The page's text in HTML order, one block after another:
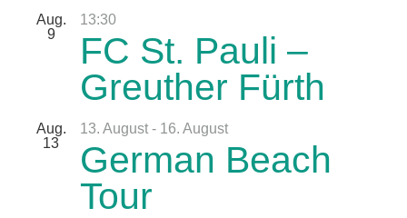
Aug.
9
13:30
FC St. Pauli –
Greuther Fürth
Aug.
13
13. August - 16. August
German Beach
Tour